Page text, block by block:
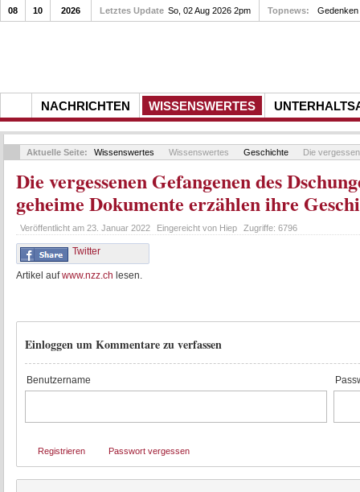
NACHRICHTEN WISSENSWERTES
08 10 2026 Letztes Update So, 02 Aug 2026 2pm Topnews: Gedenken
Aktuelle Seite: Wissenswertes Wissenswertes Geschichte Die
Die vergessenen Gefangenen des
geheime Dokumente erzählen ihre
Veröffentlicht am 23. Januar 2022 Eingereicht von Hiep Zugriffe: 6796
Twitter
Artikel aufwww.nzz.ch lesen.
Einloggen um Kommentare zu verfassen
Benutzername
Registrieren Passwort vergessen